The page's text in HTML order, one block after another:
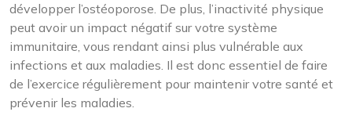
développer l’ostéoporose. De plus, l’inactivité physique
peut avoir un impact négatif sur votre système
immunitaire, vous rendant ainsi plus vulnérable aux
infections et aux maladies. Il est donc essentiel de faire
de l’exercice régulièrement pour maintenir votre santé et
prévenir les maladies.